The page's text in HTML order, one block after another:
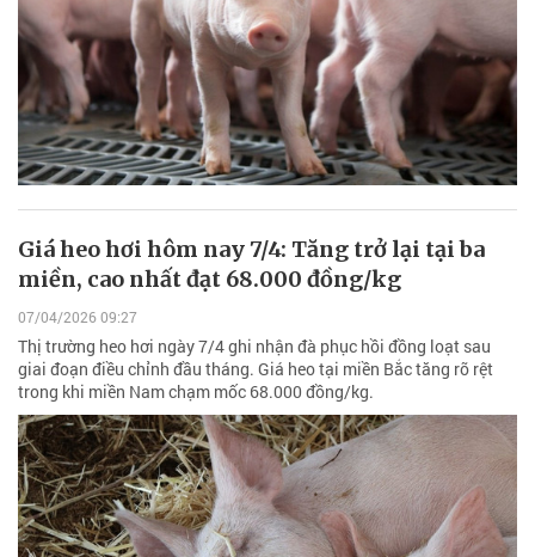
Giá heo hơi hôm nay 7/4: Tăng trở lại tại ba
miền, cao nhất đạt 68.000 đồng/kg
07/04/2026 09:27
Thị trường heo hơi ngày 7/4 ghi nhận đà phục hồi đồng loạt sau
giai đoạn điều chỉnh đầu tháng. Giá heo tại miền Bắc tăng rõ rệt
trong khi miền Nam chạm mốc 68.000 đồng/kg.